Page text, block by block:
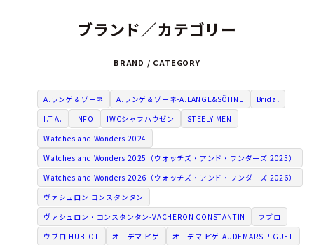
ブランド／カテゴリー
BRAND / CATEGORY
A.ランゲ＆ゾーネ A.ランゲ＆ゾーネ-A.LANGE&SÖHNE
Bridal
I.T.A.
INFO IWCシャフハウゼン
STEELY MEN
Watches and Wonders 2024
Watches and Wonders 2025（ウォッチズ・アンド・ワンダーズ 2025）
Watches and Wonders 2026（ウォッチズ・アンド・ワンダーズ 2026）
ヴァシュロン コンスタンタン
ヴァシュロン・コンスタンタン-VACHERON CONSTANTIN
ウブロ
ウブロ-HUBLOT
オーデマ ピゲ
オーデマ ピゲ-AUDEMARS PIGUET